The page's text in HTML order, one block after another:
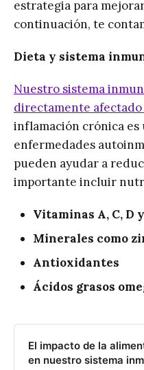
estrategia para
continuación, te
Dieta y sistema
Nuestro sistema
directamente
inflamación crónica es
enfermedades
pueden ayudar a
importante incluir
Vitaminas A, C, D
Minerales como
Antioxidantes
Ácidos grasos
El impacto de la
en nuestro sistema